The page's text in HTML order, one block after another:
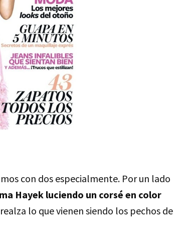
con dos especialmente. Por un lado
Hayek luciendo un corsé en color
lo que vienen siendo los pechos de